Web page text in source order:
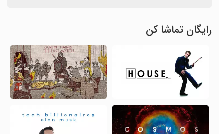
رایگان تماشا کن